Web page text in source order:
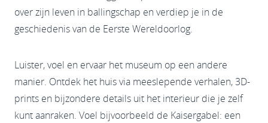
over zijn leven in ballingschap en verdiep je in de
geschiedenis van de Eerste Wereldoorlog.
Luister, voel en ervaar het museum op een andere
manier. Ontdek het huis via meeslepende verhalen, 3D-
prints en bijzondere details uit het interieur die je zelf
kunt aanraken. Voel bijvoorbeeld de Kaisergabel: een